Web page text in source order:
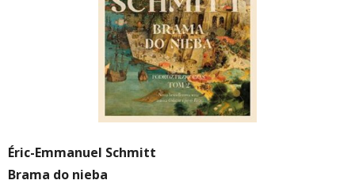
Éric-Emmanuel Schmitt
Brama do nieba